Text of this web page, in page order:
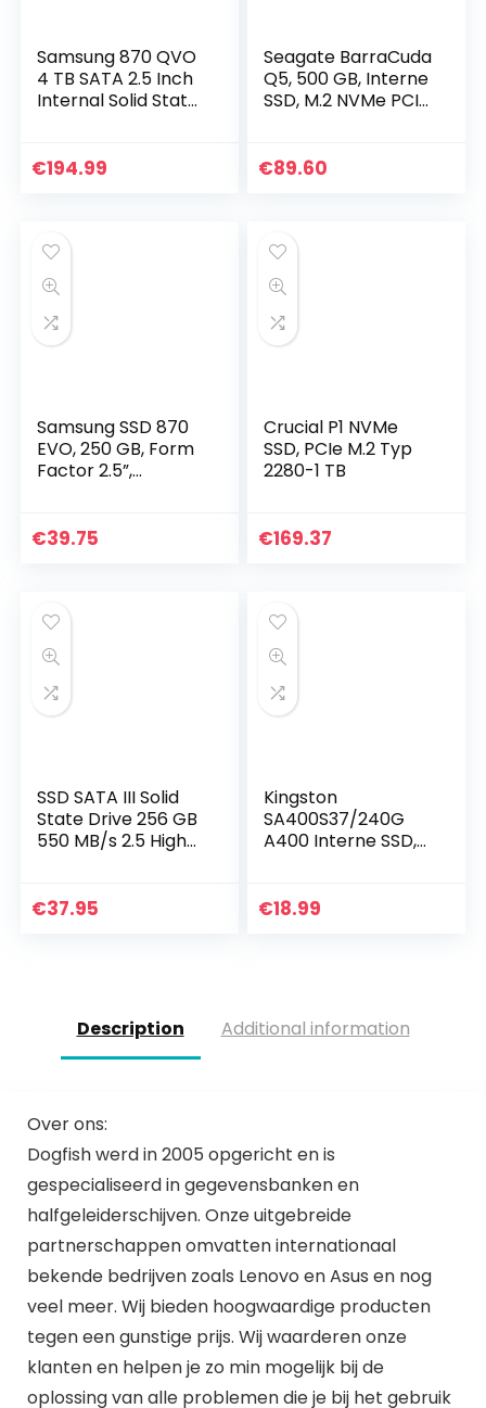
Samsung 870 QVO
4 TB SATA 2.5 Inch
Internal Solid State
€194.99
Seagate BarraCuda
Q5, 500 GB, Interne
SSD, M.2 NVMe PCIe
(ZP500CV3A001)
€89.60
Samsung SSD 870
EVO, 250 GB, Form
Factor 2.5”,
Software, Black
€39.75
Crucial P1 NVMe
SSD, PCIe M.2 Typ
2280-1 TB
€169.37
SSD SATA III Solid
State Drive 256 GB
550 MB/s 2.5 High
€37.95
Kingston
SA400S37/240G
A400 Interne SSD,
€18.99
Description Additional information
Over ons:
Dogfish werd in 2005 opgericht en is
gespecialiseerd in gegevensbanken en
halfgeleiderschijven. Onze uitgebreide
partnerschappen omvatten internationaal
bekende bedrijven zoals Lenovo en Asus en nog
veel meer. Wij bieden hoogwaardige producten
tegen een gunstige prijs. Wij waarderen onze
klanten en helpen je zo min mogelijk bij de
oplossing van alle problemen die je bij het gebruik